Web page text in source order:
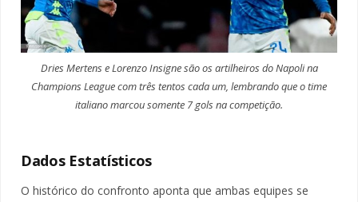
Dries Mertens e Lorenzo Insigne são os artilheiros do Napoli na
Champions League com três tentos cada um, lembrando que o time
italiano marcou somente 7 gols na competição.
Dados Estatísticos
O histórico do confronto aponta que ambas equipes se